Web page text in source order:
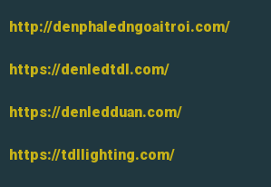
http://denphaledngoaitroi.com/
https://denledtdl.com/
https://denledduan.com/
https://tdllighting.com/